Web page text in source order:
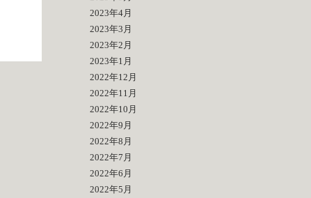
2023年4月
2023年3月
2023年2月
2023年1月
2022年12月
2022年11月
2022年10月
2022年9月
2022年8月
2022年7月
2022年6月
2022年5月